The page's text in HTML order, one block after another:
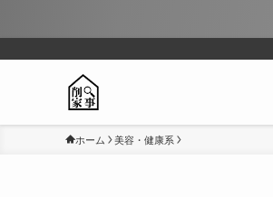
ホーム 美容・健康系